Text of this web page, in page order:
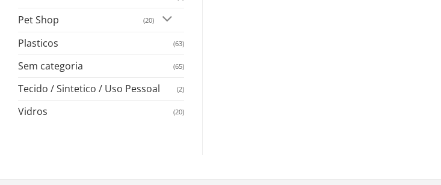
Pet Shop (20)
Plasticos (63)
Sem categoria (65)
Tecido / Sintetico / Uso Pessoal (2)
Vidros (20)